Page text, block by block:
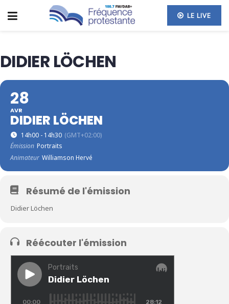
LE LIVE
DIDIER LÖCHEN
28
AVR
DIDIER LÖCHEN
14h00 - 14h30 (GMT+02:00)
Émission Portraits
Animateur Williamson Hervé
Résumé de l'émission
Didier Löchen
Réécouter l'émission